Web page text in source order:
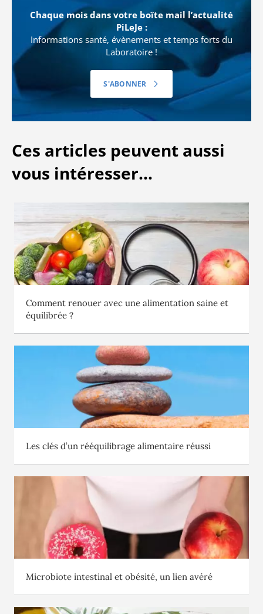
Chaque mois dans votre boîte mail l’actualité
PiLeJe :
Informations santé, évènements et temps forts du
Laboratoire !
S'ABONNER
Ces articles peuvent aussi
vous intéresser...
Comment renouer avec une alimentation saine et
équilibrée ?
Les clés d’un rééquilibrage alimentaire réussi
Microbiote intestinal et obésité, un lien avéré